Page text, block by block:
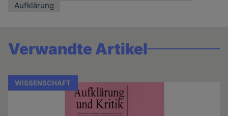
Aufklärung
Verwandte Artikel
WISSENSCHAFT